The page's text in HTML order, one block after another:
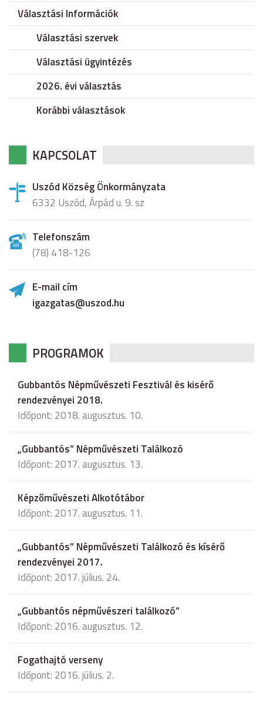
Választási Információk
Választási szervek
Választási ügyintézés
2026. évi választás
Korábbi választások
KAPCSOLAT
Uszód Község Önkormányzata
6332 Uszód, Árpád u. 9. sz
Telefonszám
(78) 418-126
E-mail cím
igazgatas@uszod.hu
PROGRAMOK
Gubbantós Népművészeti Fesztivál és kisérő
rendezvényei 2018.
Időpont: 2018. augusztus. 10.
„Gubbantós” Népművészeti Találkozó
Időpont: 2017. augusztus. 13.
Képzőművészeti Alkotótábor
Időpont: 2017. augusztus. 11.
„Gubbantós” Népművészeti Találkozó és kísérő
rendezvényei 2017.
Időpont: 2017. július. 24.
„Gubbantós népművészeri találkozó”
Időpont: 2016. augusztus. 12.
Fogathajtó verseny
Időpont: 2016. július. 2.